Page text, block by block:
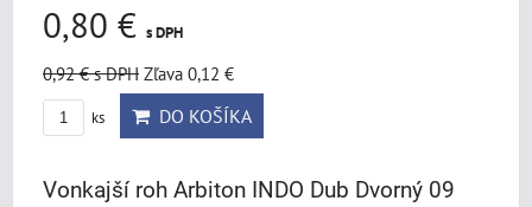
0,80 € s DPH
0,92 €s DPH Zľava 0,12 €
ks DO KOŠÍKA
Vonkajší roh Arbiton INDO Dub Dvorný 09